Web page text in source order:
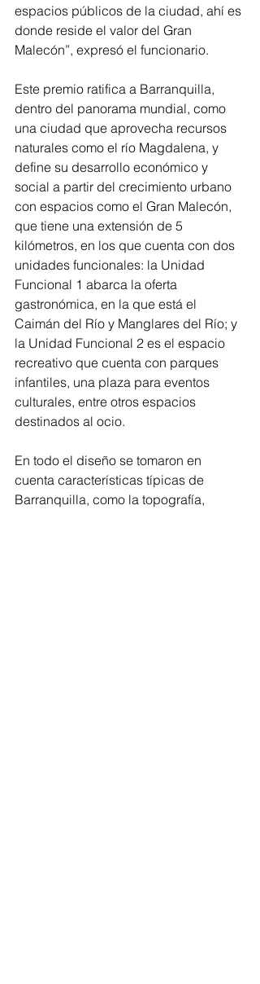
espacios públicos de la ciudad, ahí es
donde reside el valor del Gran
Malecón”, expresó el funcionario.
Este premio ratifica a Barranquilla,
dentro del panorama mundial, como
una ciudad que aprovecha recursos
naturales como el río Magdalena, y
define su desarrollo económico y
social a partir del crecimiento urbano
con espacios como el Gran Malecón,
que tiene una extensión de 5
kilómetros, en los que cuenta con dos
unidades funcionales: la Unidad
Funcional 1 abarca la oferta
gastronómica, en la que está el
Caimán del Río y Manglares del Río; y
la Unidad Funcional 2 es el espacio
recreativo que cuenta con parques
infantiles, una plaza para eventos
culturales, entre otros espacios
destinados al ocio.
En todo el diseño se tomaron en
cuenta características típicas de
Barranquilla, como la topografía,